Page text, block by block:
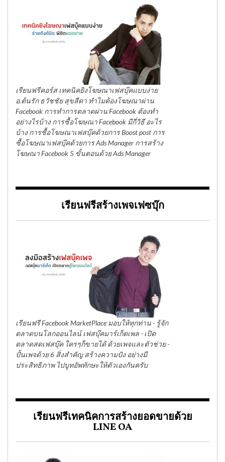
เรียนฟรีคอร์ส เทคนิคยิงโฆษณาเฟสบุ๊คแบบง่าย
อ.ต้นรัก ธวัชชัย สุขสีดา ทำไมต้องโฆษณาผ่าน
Facebook การทำการตลาดผ่าน Facebook ต้องทำ
อย่างไรบ้าง การซื้อโฆษณา Facebook มีกี่วิธี อะไร
บ้าง การซื้อโฆษณาเฟสบุ๊คด้วยการ Boost post การ
ซื้อโฆษณาเฟสบุ๊คด้วยการ Ads Manager การสร้าง
โฆษณา Facebook 5 ขั้นตอนด้วย Ads Manager
เรียนฟรีสร้างเพจเฟซบุ๊ก
เรียนฟรี Facebook MarketPlace มอบให้ทุกท่าน - รู้จัก
ตลาดบนโลกออนไลน์ เฟสบุ๊คมาร์เก็ตเพล - เปิด
ตลาดสดเฟสบุ๊ค ใครๆก็ขายได้ ด้วยเพจและตัวช่วย -
ปั้นเพจด้วย 6 สิ่งสำคัญ สร้างความปัง อย่างมี
ประสิทธิภาพ ไปบูทอัพทักษะให้ตัวเองกันครับ
เรียนฟรีเทคนิคการสร้างยอดขายด้วย
LINE OA